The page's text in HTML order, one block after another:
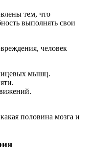
тем, что
выполнять свои
человек
мышц.
половина мозга и